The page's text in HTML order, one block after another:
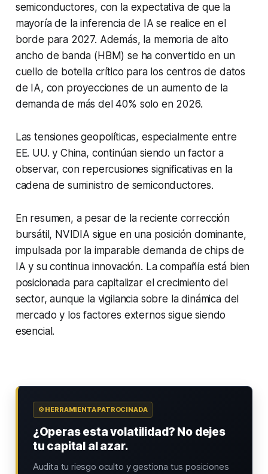
semiconductores, con la expectativa de que la
mayoría de la inferencia de IA se realice en el
borde para 2027. Además, la memoria de alto
ancho de banda (HBM) se ha convertido en un
cuello de botella crítico para los centros de datos
de IA, con proyecciones de un aumento de la
demanda de más del 40% solo en 2026.
Las tensiones geopolíticas, especialmente entre
EE. UU. y China, continúan siendo un factor a
observar, con repercusiones significativas en la
cadena de suministro de semiconductores.
En resumen, a pesar de la reciente corrección
bursátil, NVIDIA sigue en una posición dominante,
impulsada por la imparable demanda de chips de
IA y su continua innovación. La compañía está bien
posicionada para capitalizar el crecimiento del
sector, aunque la vigilancia sobre la dinámica del
mercado y los factores externos sigue siendo
esencial.
⚙️ HERRAMIENTA PATROCINADA
¿Operas esta volatilidad? No dejes
tu capital al azar.
Audita tu riesgo oculto y gestiona tus posiciones